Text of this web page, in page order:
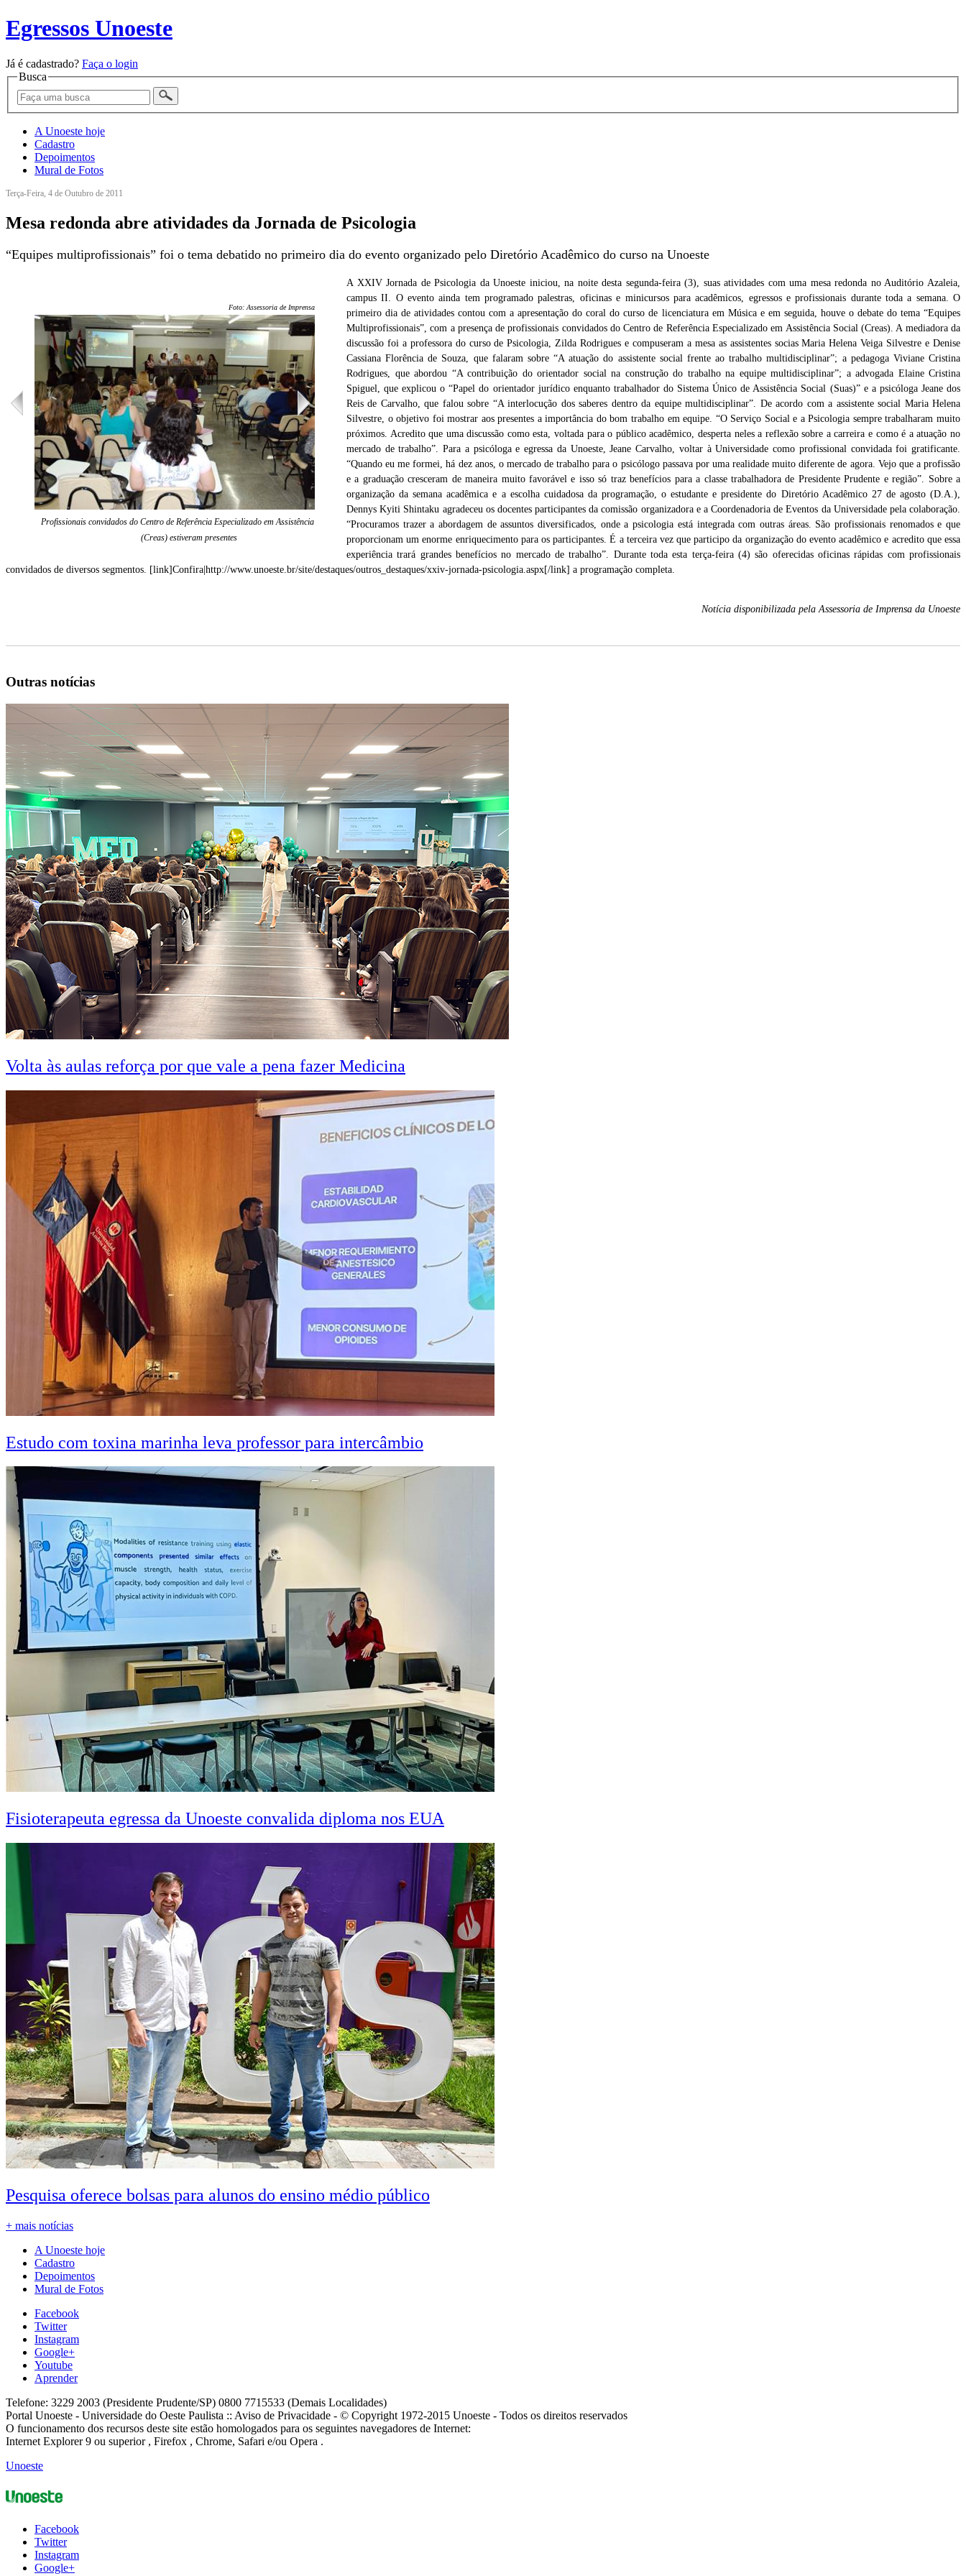
Egressos Unoeste
Já é cadastrado? Faça o login
Busca
A Unoeste hoje
Cadastro
Depoimentos
Mural de Fotos
Terça-Feira, 4 de Outubro de 2011
Mesa redonda abre atividades da Jornada de Psicologia
“Equipes multiprofissionais” foi o tema debatido no primeiro dia do evento organizado pelo Diretório Acadêmico do curso na Unoeste
Foto: Assessoria de Imprensa/Unoeste
Profissionais convidados do Centro de Referência Especializado em Assistência Social
(Creas) estiveram presentes
Foto: Assessoria de Imprensa/Unoeste
Psicólogos, assistentes sociais, pedagoga e advogada integraram a atividade inicial
Foto: Assessoria de Imprensa/Unoeste
Apresentação do coral do curso de licenciatura em Música da Unoeste
A XXIV Jornada de Psicologia da Unoeste iniciou, na noite desta segunda-feira (3), suas atividades com uma mesa redonda no Auditório Azaleia,
campus II. O evento ainda tem programado palestras, oficinas e minicursos para acadêmicos, egressos e profissionais durante toda a semana. O
primeiro dia de atividades contou com a apresentação do coral do curso de licenciatura em Música e em seguida, houve o debate do tema “Equipes
Multiprofissionais”, com a presença de profissionais convidados do Centro de Referência Especializado em Assistência Social (Creas). A mediadora da
discussão foi a professora do curso de Psicologia, Zilda Rodrigues e compuseram a mesa as assistentes socias Maria Helena Veiga Silvestre e Denise
Cassiana Florência de Souza, que falaram sobre “A atuação do assistente social frente ao trabalho multidisciplinar”; a pedagoga Viviane Cristina
Rodrigues, que abordou “A contribuição do orientador social na construção do trabalho na equipe multidisciplinar”; a advogada Elaine Cristina
Spiguel, que explicou o “Papel do orientador jurídico enquanto trabalhador do Sistema Único de Assistência Social (Suas)” e a psicóloga Jeane dos
Reis de Carvalho, que falou sobre “A interlocução dos saberes dentro da equipe multidisciplinar”. De acordo com a assistente social Maria Helena
Silvestre, o objetivo foi mostrar aos presentes a importância do bom trabalho em equipe. “O Serviço Social e a Psicologia sempre trabalharam muito
próximos. Acredito que uma discussão como esta, voltada para o público acadêmico, desperta neles a reflexão sobre a carreira e como é a atuação no
mercado de trabalho”. Para a psicóloga e egressa da Unoeste, Jeane Carvalho, voltar à Universidade como profissional convidada foi gratificante.
“Quando eu me formei, há dez anos, o mercado de trabalho para o psicólogo passava por uma realidade muito diferente de agora. Vejo que a profissão
e a graduação cresceram de maneira muito favorável e isso só traz benefícios para a classe trabalhadora de Presidente Prudente e região”. Sobre a
organização da semana acadêmica e a escolha cuidadosa da programação, o estudante e presidente do Diretório Acadêmico 27 de agosto (D.A.),
Dennys Kyiti Shintaku agradeceu os docentes participantes da comissão organizadora e a Coordenadoria de Eventos da Universidade pela colaboração.
“Procuramos trazer a abordagem de assuntos diversificados, onde a psicologia está integrada com outras áreas. São profissionais renomados e que
proporcionam um enorme enriquecimento para os participantes. É a terceira vez que participo da organização do evento acadêmico e acredito que essa
experiência trará grandes benefícios no mercado de trabalho”. Durante toda esta terça-feira (4) são oferecidas oficinas rápidas com profissionais
convidados de diversos segmentos. [link]Confira|http://www.unoeste.br/site/destaques/outros_destaques/xxiv-jornada-psicologia.aspx[/link] a programação completa.
Notícia disponibilizada pela Assessoria de Imprensa da Unoeste
Outras notícias
Volta às aulas reforça por que vale a pena fazer Medicina
Estudo com toxina marinha leva professor para intercâmbio
Fisioterapeuta egressa da Unoeste convalida diploma nos EUA
Pesquisa oferece bolsas para alunos do ensino médio público
+ mais notícias
A Unoeste hoje
Cadastro
Depoimentos
Mural de Fotos
Facebook
Twitter
Instagram
Google+
Youtube
Aprender
Telefone: 3229 2003 (Presidente Prudente/SP) 0800 7715533 (Demais Localidades)
Portal Unoeste - Universidade do Oeste Paulista :: Aviso de Privacidade - © Copyright 1972-2015 Unoeste - Todos os direitos reservados
O funcionamento dos recursos deste site estão homologados para os seguintes navegadores de Internet:
Internet Explorer 9 ou superior , Firefox , Chrome, Safari e/ou Opera .
Unoeste
Facebook
Twitter
Instagram
Google+